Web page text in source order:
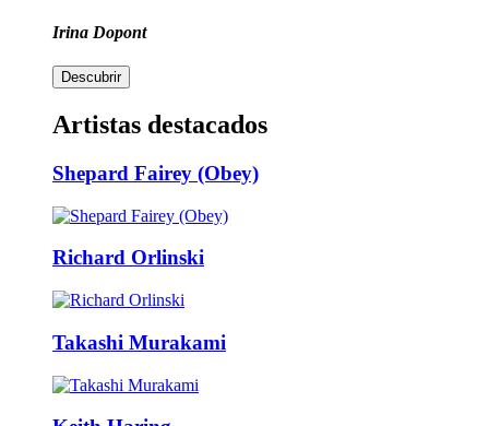
Irina Dopont
Descubrir
Artistas destacados
Shepard Fairey (Obey)
Richard Orlinski
Takashi Murakami